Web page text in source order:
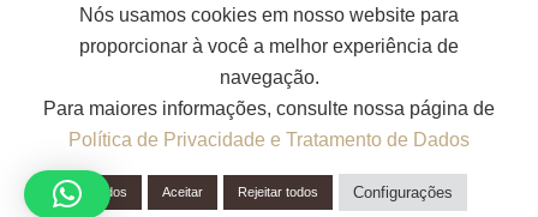
+55 43 3534-5900
grupo2irmaos@grupo2irmaos.com.br
Grupo 2 Irmãos - Todos os direitos reservados 2024
Nós usamos cookies em nosso website para
proporcionar à você a melhor experiência de
navegação.
Para maiores informações, consulte nossa página de
Política de Privacidade e Tratamento de Dados
Aceitar todos Aceitar Rejeitar todos Configurações